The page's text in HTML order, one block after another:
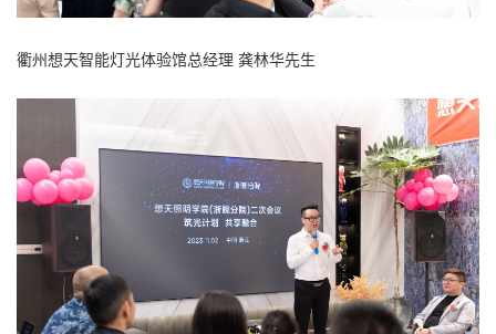
衢州想天智能灯光体验馆总经理 龚林华先生